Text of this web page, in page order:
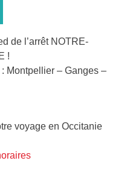
de l’arrêt NOTRE-
!
Montpellier – Ganges –
voyage en Occitanie